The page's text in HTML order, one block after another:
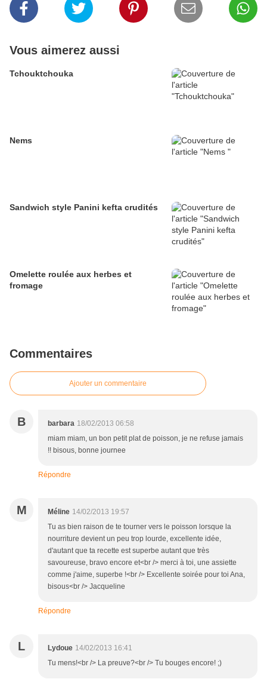
Vous aimerez aussi
Tchouktchouka
Nems
Sandwich style Panini kefta crudités
Omelette roulée aux herbes et
fromage
Commentaires
Ajouter un commentaire
B barbara 18/02/2013 06:58
miam miam, un bon petit plat de poisson, je ne refuse jamais
!! bisous, bonne journee
Répondre
M Méline 14/02/2013 19:57
Tu as bien raison de te tourner vers le poisson lorsque la
nourriture devient un peu trop lourde, excellente idée,
d'autant que ta recette est superbe autant que très
savoureuse, bravo encore et<br /> merci à toi, une assiette
comme j'aime, superbe !<br /> Excellente soirée pour toi Ana,
bisous<br /> Jacqueline
Répondre
L Lydoue 14/02/2013 16:41
Tu mens!<br /> La preuve?<br /> Tu bouges encore! ;)